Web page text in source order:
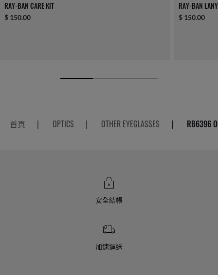
RAY-BAN CARE KIT
$ 150.00
RAY-BAN
$ 150.00
首頁 | OPTICS | OTHER EYEGLASSES | RB6396
安全結帳
加速運送